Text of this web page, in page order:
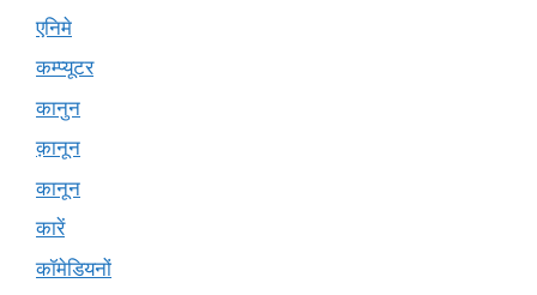
एनिमे
कम्प्यूटर
कानुन
क़ानून
कानून
कारें
कॉमेडियनों